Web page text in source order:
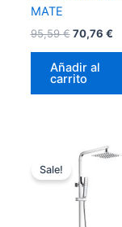
MATE
95,59€ 70,76 €
Añadir al
carrito
Sale!
El
original
era:
313,39 €.